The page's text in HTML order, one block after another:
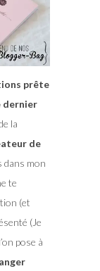
prête
dernier
la
de
dans mon
te
(et
(Je
pose à